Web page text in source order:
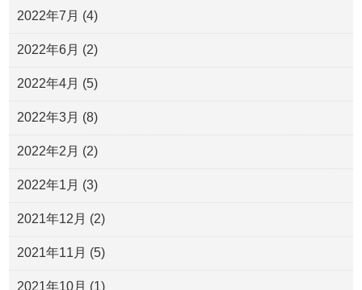
2022年7月 (4)
2022年6月 (2)
2022年4月 (5)
2022年3月 (8)
2022年2月 (2)
2022年1月 (3)
2021年12月 (2)
2021年11月 (5)
2021年10月 (1)